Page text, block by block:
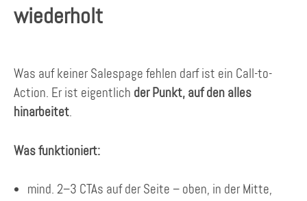
wiederholt
Was auf keiner Salespage fehlen darf ist ein Call-to-
Action. Er ist eigentlich der Punkt, auf den alles
hinarbeitet.
Was funktioniert:
mind. 2–3 CTAs auf der Seite – oben, in der Mitte,